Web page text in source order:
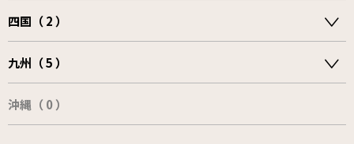
四国（ 2 ）
九州（ 5 ）
沖縄（ 0 ）